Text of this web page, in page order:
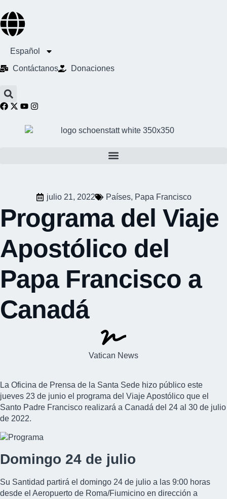
Español
Contáctanos
Donaciones
julio 21, 2022 Países, Papa Francisco
Programa del Viaje
Apostólico del
Papa Francisco a
Canadá
Vatican News
La Oficina de Prensa de la Santa Sede hizo público este
jueves 23 de junio el programa del Viaje Apostólico que el
Santo Padre Francisco realizará a Canadá del 24 al 30 de julio
de 2022.
Domingo 24 de julio
Su Santidad partirá el domingo 24 de julio a las 9:00 horas
desde el Aeropuerto de Roma/Fiumicino en dirección a